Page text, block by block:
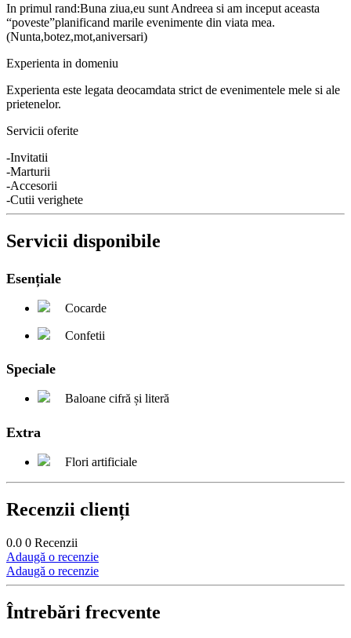
In primul rand:Buna ziua,eu sunt Andreea si am inceput aceasta
“poveste”planificand marile evenimente din viata mea.
(Nunta,botez,mot,aniversari)
Experienta in domeniu
Experienta este legata deocamdata strict de evenimentele mele si ale
prietenelor.
Servicii oferite
-Invitatii
-Marturii
-Accesorii
-Cutii verighete
Servicii disponibile
Esențiale
Cocarde
Confetii
Speciale
Baloane cifră și literă
Extra
Flori artificiale
Recenzii clienți
0.0 0 Recenzii
Adaugă o recenzie
Adaugă o recenzie
Întrebări frecvente